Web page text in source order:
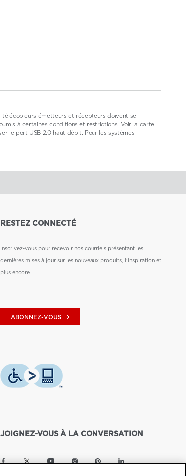
télécopieurs émetteurs et récepteurs doivent se
à certaines conditions et restrictions. Voir la carte
le port USB 2.0 haut débit. Pour les systèmes
RESTEZ CONNECTÉ
Inscrivez-vous pour recevoir nos courriels présentant les
dernières mises à jour sur les nouveaux produits, l'inspiration et
plus encore.
ABONNEZ-VOUS keyboard_arrow_right
JOIGNEZ-VOUS À LA CONVERSATION